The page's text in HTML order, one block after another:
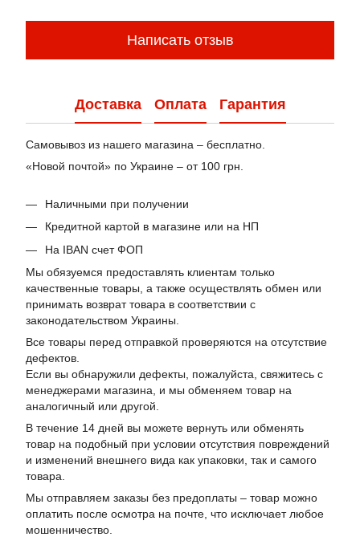
Написать отзыв
Доставка Оплата Гарантия
Самовывоз из нашего магазина – бесплатно.
«Новой почтой» по Украине – от 100 грн.
Наличными при получении
Кредитной картой в магазине или на НП
На IBAN счет ФОП
Мы обязуемся предоставлять клиентам только
качественные товары, а также осуществлять обмен или
принимать возврат товара в соответствии с
законодательством Украины.
Все товары перед отправкой проверяются на отсутствие
дефектов.
Если вы обнаружили дефекты, пожалуйста, свяжитесь с
менеджерами магазина, и мы обменяем товар на
аналогичный или другой.
В течение 14 дней вы можете вернуть или обменять
товар на подобный при условии отсутствия повреждений
и изменений внешнего вида как упаковки, так и самого
товара.
Мы отправляем заказы без предоплаты – товар можно
оплатить после осмотра на почте, что исключает любое
мошенничество.